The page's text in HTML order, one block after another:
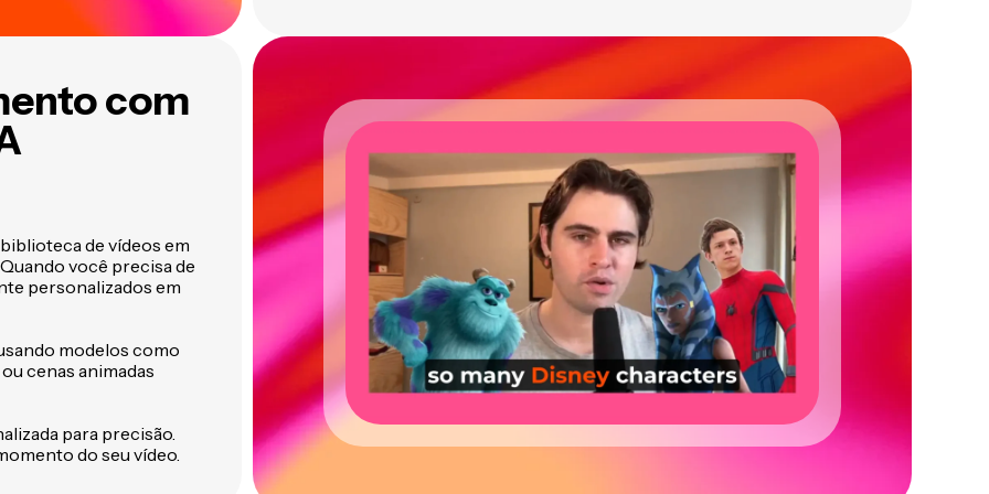
com
de vídeos em
você precisa de
personalizados em
modelos como
cenas animadas
para precisão.
do seu vídeo.